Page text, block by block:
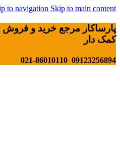
to navigation Skip to main content
پارساکار مرجع خرید و فروش
کمک دار
09123256894 021-86010110